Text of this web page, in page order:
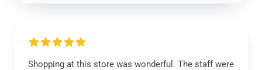
Shopping at this store was wonderful. The staff were